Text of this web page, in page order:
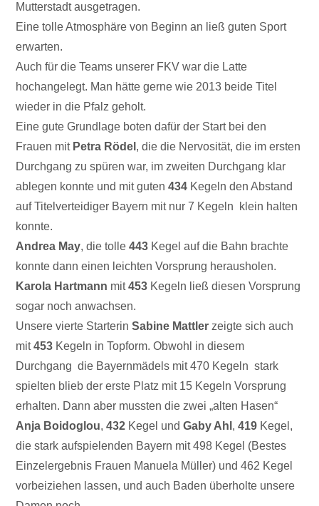
Mutterstadt ausgetragen.
Eine tolle Atmosphäre von Beginn an ließ guten Sport
erwarten.
Auch für die Teams unserer FKV war die Latte
hochangelegt. Man hätte gerne wie 2013 beide Titel
wieder in die Pfalz geholt.
Eine gute Grundlage boten dafür der Start bei den
Frauen mit Petra Rödel , die die Nervosität, die im ersten
Durchgang zu spüren war, im zweiten Durchgang klar
ablegen konnte und mit guten434 Kegeln den Abstand
auf Titelverteidiger Bayern mit nur 7 Kegeln klein halten
konnte.
Andrea May, die tolle443 Kegel auf die Bahn brachte
konnte dann einen leichten Vorsprung herausholen.
Karola Hartmann mit453 Kegeln ließ diesen Vorsprung
sogar noch anwachsen.
Unsere vierte StarterinSabine Mattler zeigte sich auch
mit453 Kegeln in Topform. Obwohl in diesem
Durchgang die Bayernmädels mit 470 Kegeln stark
spielten blieb der erste Platz mit 15 Kegeln Vorsprung
erhalten. Dann aber mussten die zwei „alten Hasen“
Anja Boidoglou,432 Kegel undGaby Ahl ,419 Kegel,
die stark aufspielenden Bayern mit 498 Kegel (Bestes
Einzelergebnis Frauen Manuela Müller) und 462 Kegel
vorbeiziehen lassen, und auch Baden überholte unsere